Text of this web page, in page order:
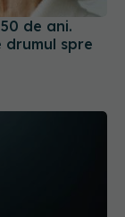
de ani.
drumul spre